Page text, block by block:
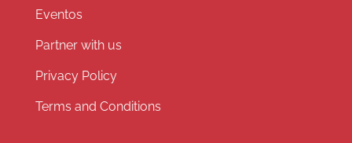
Eventos
Partner with us
Privacy Policy
Terms and Conditions